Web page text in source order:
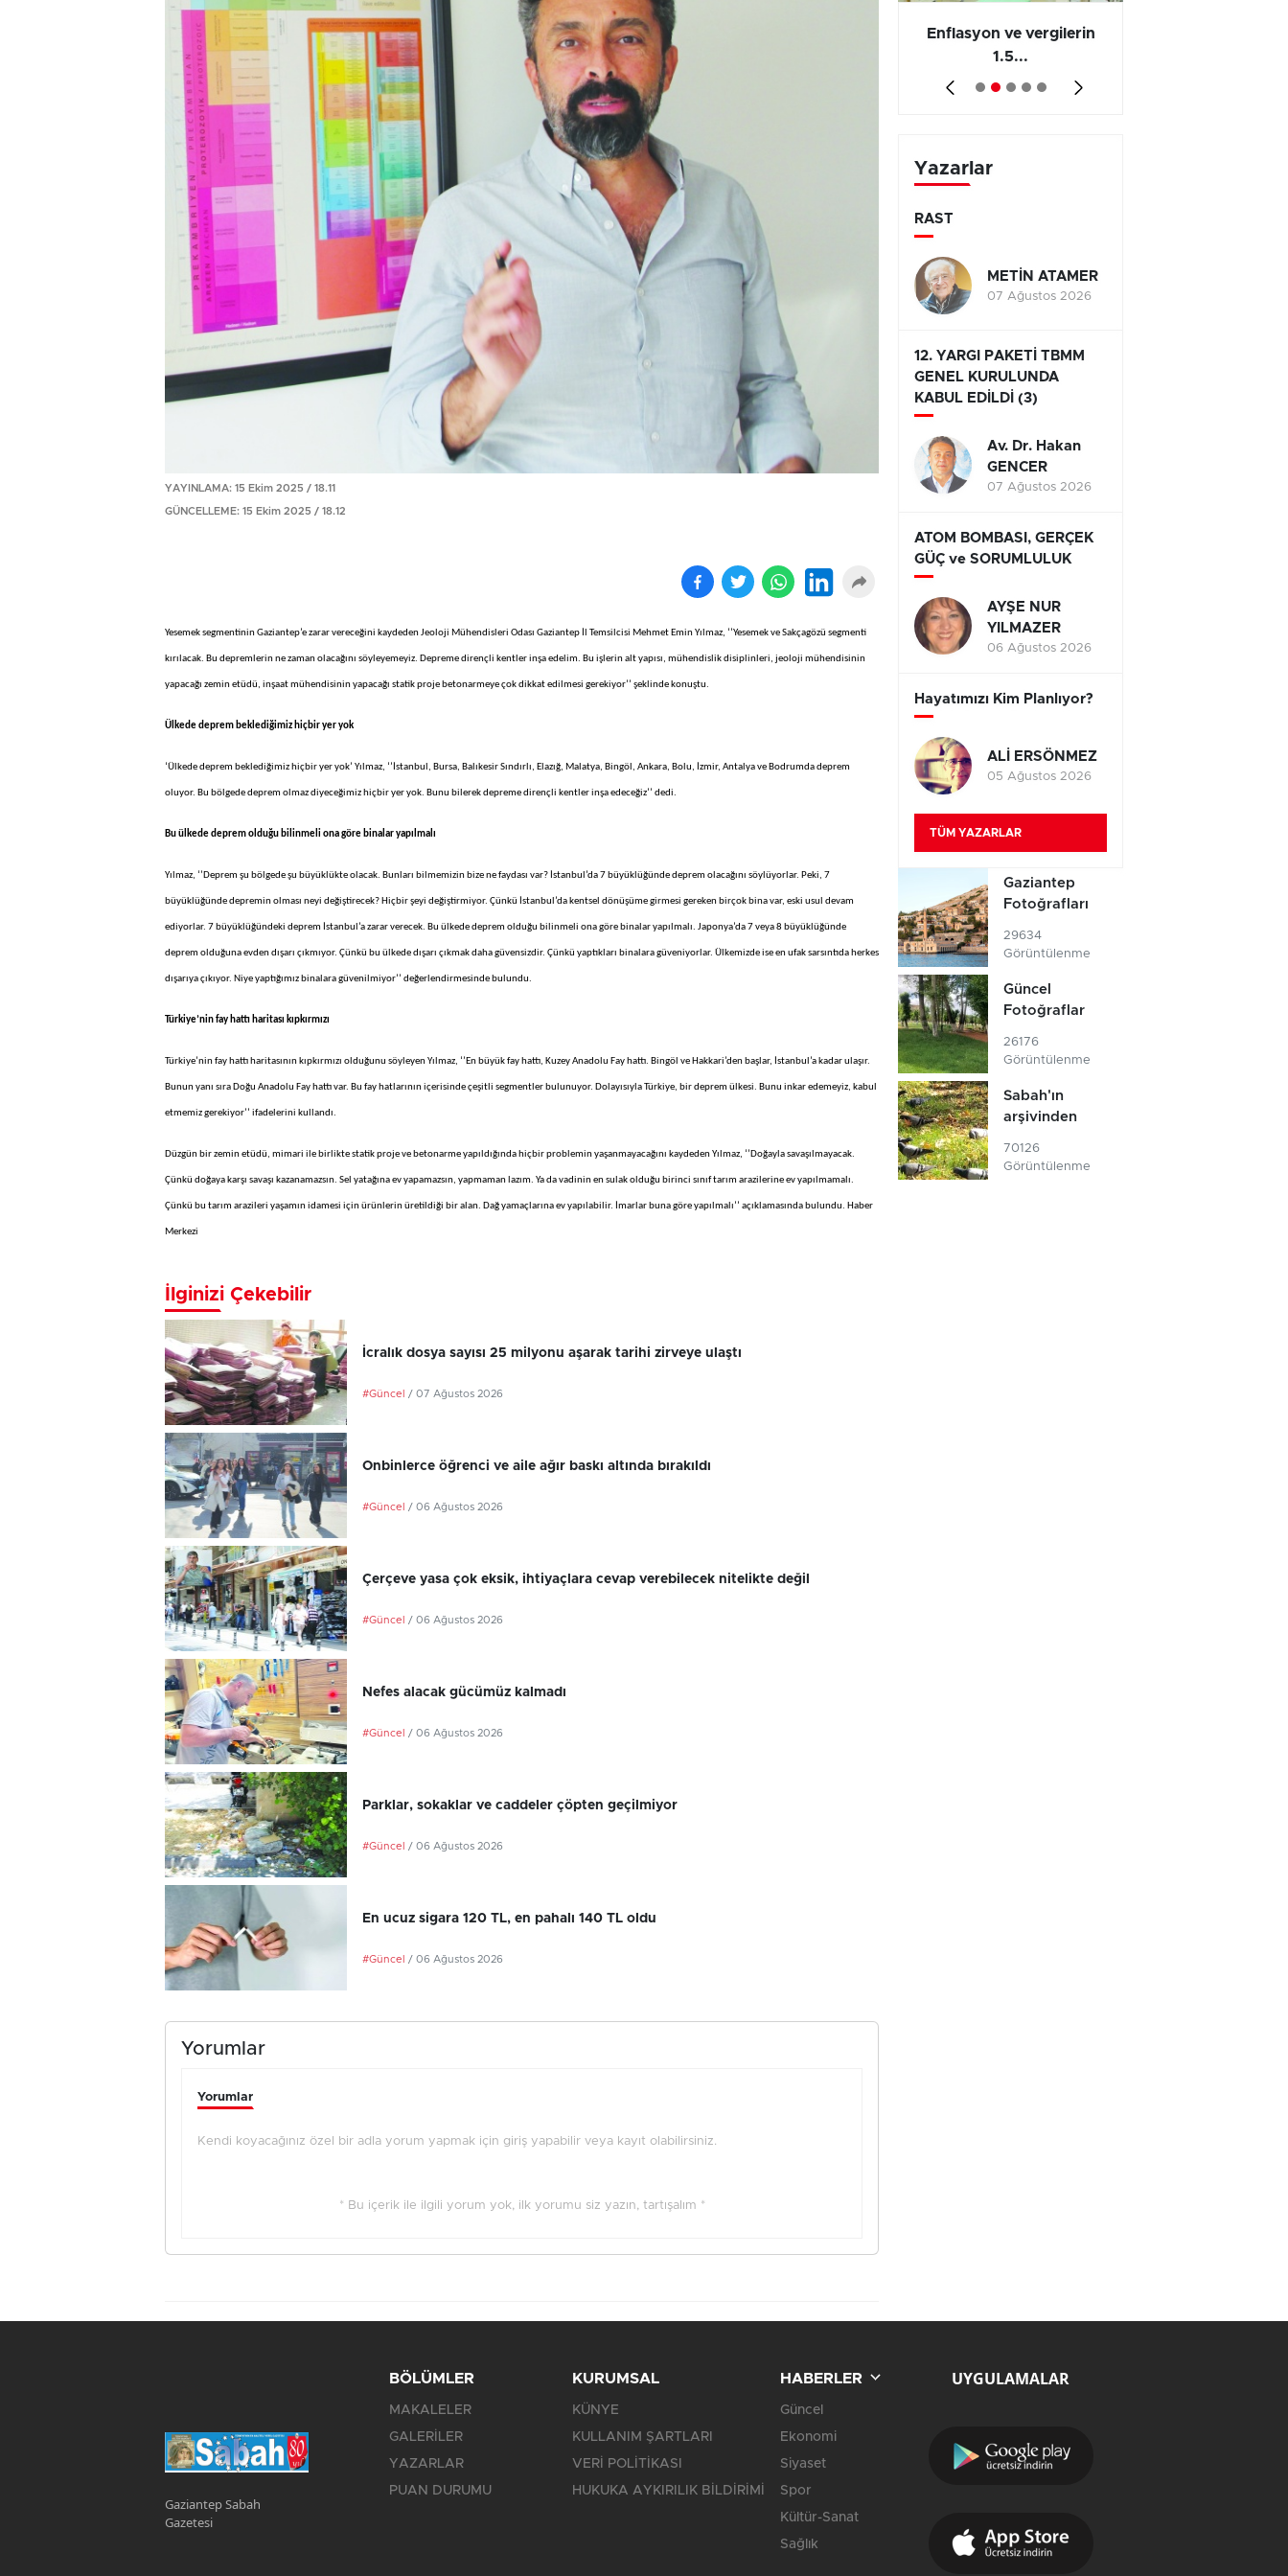
YAYINLAMA: 15 Ekim 2025 / 18.11
GÜNCELLEME: 15 Ekim 2025 / 18.12
Yesemek segmentinin Gaziantep’e zarar vereceğini kaydeden Jeoloji Mühendisleri Odası Gaziantep İl Temsilcisi Mehmet Emin Yılmaz, ‘’Yesemek ve Sakçagözü segmenti
kırılacak. Bu depremlerin ne zaman olacağını söyleyemeyiz. Depreme dirençli kentler inşa edelim. Bu işlerin alt yapısı, mühendislik disiplinleri, jeoloji mühendisinin
yapacağı zemin etüdü, inşaat mühendisinin yapacağı statik proje betonarmeye çok dikkat edilmesi gerekiyor’’ şeklinde konuştu.
Ülkede deprem beklediğimiz hiçbir yer yok
‘Ülkede deprem beklediğimiz hiçbir yer yok’ Yılmaz, ‘’İstanbul, Bursa, Balıkesir Sındırlı, Elazığ, Malatya, Bingöl, Ankara, Bolu, İzmir, Antalya ve Bodrumda deprem
oluyor. Bu bölgede deprem olmaz diyeceğimiz hiçbir yer yok. Bunu bilerek depreme dirençli kentler inşa edeceğiz’’ dedi.
Bu ülkede deprem olduğu bilinmeli ona göre binalar yapılmalı
Yılmaz, ‘’Deprem şu bölgede şu büyüklükte olacak. Bunları bilmemizin bize ne faydası var? İstanbul’da 7 büyüklüğünde deprem olacağını söylüyorlar. Peki, 7
büyüklüğünde depremin olması neyi değiştirecek? Hiçbir şeyi değiştirmiyor. Çünkü İstanbul’da kentsel dönüşüme girmesi gereken birçok bina var, eski usul devam
ediyorlar. 7 büyüklüğündeki deprem İstanbul’a zarar verecek. Bu ülkede deprem olduğu bilinmeli ona göre binalar yapılmalı. Japonya’da 7 veya 8 büyüklüğünde
deprem olduğuna evden dışarı çıkmıyor. Çünkü bu ülkede dışarı çıkmak daha güvensizdir. Çünkü yaptıkları binalara güveniyorlar. Ülkemizde ise en ufak sarsıntıda herkes
dışarıya çıkıyor. Niye yaptığımız binalara güvenilmiyor’’ değerlendirmesinde bulundu.
Türkiye’nin fay hattı haritası kıpkırmızı
Türkiye’nin fay hattı haritasının kıpkırmızı olduğunu söyleyen Yılmaz, ‘’En büyük fay hattı, Kuzey Anadolu Fay hattı. Bingöl ve Hakkari’den başlar, İstanbul’a kadar ulaşır.
Bunun yanı sıra Doğu Anadolu Fay hattı var. Bu fay hatlarının içerisinde çeşitli segmentler bulunuyor. Dolayısıyla Türkiye, bir deprem ülkesi. Bunu inkar edemeyiz, kabul
etmemiz gerekiyor’’ ifadelerini kullandı.
Düzgün bir zemin etüdü, mimari ile birlikte statik proje ve betonarme yapıldığında hiçbir problemin yaşanmayacağını kaydeden Yılmaz, ‘’Doğayla savaşılmayacak.
Çünkü doğaya karşı savaşı kazanamazsın. Sel yatağına ev yapamazsın, yapmaman lazım. Ya da vadinin en sulak olduğu birinci sınıf tarım arazilerine ev yapılmamalı.
Çünkü bu tarım arazileri yaşamın idamesi için ürünlerin üretildiği bir alan. Dağ yamaçlarına ev yapılabilir. İmarlar buna göre yapılmalı’’ açıklamasında bulundu. Haber
Merkezi
İlginizi Çekebilir
İcralık dosya sayısı 25 milyonu aşarak tarihi zirveye ulaştı
#Güncel / 07 Ağustos 2026
Onbinlerce öğrenci ve aile ağır baskı altında bırakıldı
#Güncel / 06 Ağustos 2026
Çerçeve yasa çok eksik, ihtiyaçlara cevap verebilecek nitelikte değil
#Güncel / 06 Ağustos 2026
Nefes alacak gücümüz kalmadı
#Güncel / 06 Ağustos 2026
Parklar, sokaklar ve caddeler çöpten geçilmiyor
#Güncel / 06 Ağustos 2026
En ucuz sigara 120 TL, en pahalı 140 TL oldu
#Güncel / 06 Ağustos 2026
Yorumlar
Yorumlar
Kendi koyacağınız özel bir adla yorum yapmak için giriş yapabilir veya kayıt olabilirsiniz.
* Bu içerik ile ilgili yorum yok, ilk yorumu siz yazın, tartışalım *
Birçok uyku hastalığının
tan...
Enflasyon ve vergilerin
1.5...
Yazarlar
RAST
METİN ATAMER
07 Ağustos 2026
12. YARGI PAKETİ TBMM
GENEL KURULUNDA
KABUL EDİLDİ (3)
Av. Dr. Hakan
GENCER
07 Ağustos 2026
ATOM BOMBASI, GERÇEK
GÜÇ ve SORUMLULUK
AYŞE NUR
YILMAZER
06 Ağustos 2026
Hayatımızı Kim Planlıyor?
ALİ ERSÖNMEZ
05 Ağustos 2026
TÜM YAZARLAR
Gaziantep
Fotoğrafları
29634
Görüntülenme
Güncel
Fotoğraflar
26176
Görüntülenme
Sabah'ın
arşivinden
70126
Görüntülenme
Gaziantep Sabah
Gazetesi
BÖLÜMLER
MAKALELER
GALERİLER
YAZARLAR
PUAN DURUMU
KURUMSAL
KÜNYE
KULLANIM ŞARTLARI
VERİ POLİTİKASI
HUKUKA AYKIRILIK BİLDİRİMİ
HABERLER
Güncel
Ekonomi
Siyaset
Spor
Kültür-Sanat
Sağlık
UYGULAMALAR